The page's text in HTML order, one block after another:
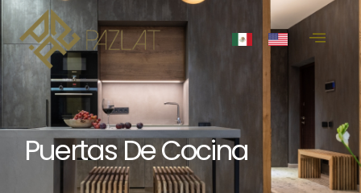
Puertas De Cocina